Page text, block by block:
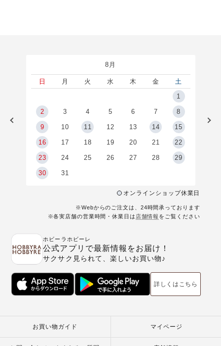
8月
日 月 火 水 木 金
土
1
2 3 4 5 6 7 8
9 10 11 12 13 14 15
16 17 18 19 20 21 22
23 24 25 26 27 28 29
30 31
オンラインショップ休業日
※Webからのご注文は、24時間承っております
※各実店舗の営業時間・休業日は 店舗情報 をご覧ください
ホビーラホビーレ
公式アプリで最新情報をお届け！
サクサク見られて、楽しいお買い物♪
詳しくはこちら
お買い物ガイド マイページ